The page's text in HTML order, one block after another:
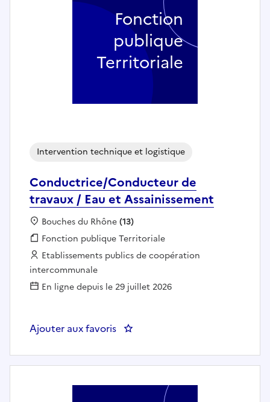
Conductrice/Conducteur de
travaux / Eau et Assainissement
Intervention technique et logistique
Localisation :
Bouches du Rhône(13)
Fonction publique :
Fonction publique Territoriale
Employeur :
Etablissements publics de coopération
intercommunale
En ligne depuis le 29 juillet 2026
Ajouter aux favoris : Conductrice/Conducteur de
Fonction
publique
Territoriale